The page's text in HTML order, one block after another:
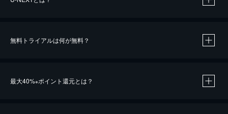
無料トライアルは何が無料？
最大40%※ポイント還元とは？